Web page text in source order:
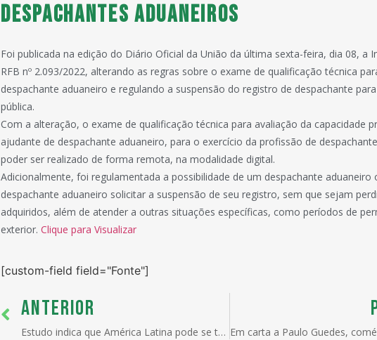
despachantes aduaneiros
Foi publicada na edição do Diário Oficial da União da última sexta-feira, dia 08, a
RFB nº 2.093/2022, alterando as regras sobre o exame de qualificação técnica
despachante aduaneiro e regulando a suspensão do registro de despachante
pública.
Com a alteração, o exame de qualificação técnica para avaliação da capacidade
ajudante de despachante aduaneiro, para o exercício da profissão de
poder ser realizado de forma remota, na modalidade digital.
Adicionalmente, foi regulamentada a possibilidade de um despachante aduaneiro
despachante aduaneiro solicitar a suspensão de seu registro, sem que sejam
adquiridos, além de atender a outras situações específicas, como períodos de
exterior. Clique para Visualizar
[custom-field field="Fonte"]
ANTERIOR
Estudo indica que América Latina pode se tornar potência global em energias renováveis